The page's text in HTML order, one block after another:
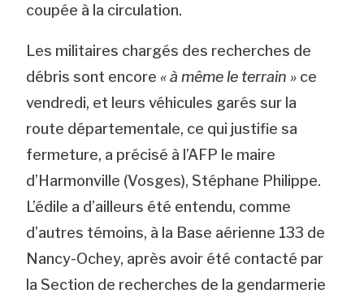
coupée à la circulation.
Les militaires chargés des recherches de
débris sont encore« à même le terrain » ce
vendredi, et leurs véhicules garés sur la
route départementale, ce qui justifie sa
fermeture, a précisé à l’AFP le maire
d’Harmonville (Vosges), Stéphane Philippe.
L’édile a d’ailleurs été entendu, comme
d’autres témoins, à la Base aérienne 133 de
Nancy-Ochey, après avoir été contacté par
la Section de recherches de la gendarmerie